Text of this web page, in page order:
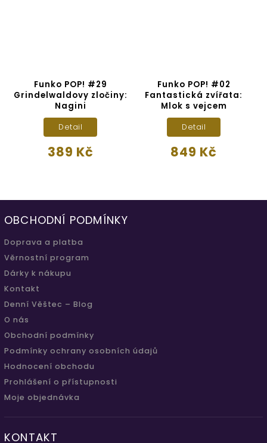
Funko POP! #29
Grindelwaldovy zločiny:
Nagini
389 Kč
Detail
Funko POP! #02
Fantastická zvířata:
Mlok s vejcem
849 Kč
Detail
OBCHODNÍ PODMÍNKY
Doprava a platba
Věrnostní program
Dárky k nákupu
Kontakt
Denní Věštec – Blog
O nás
Obchodní podmínky
Podmínky ochrany osobních údajů
Hodnocení obchodu
Prohlášení o přístupnosti
Moje objednávka
KONTAKT